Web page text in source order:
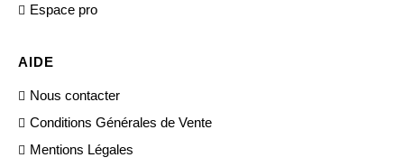
Espace pro
AIDE
Nous contacter
Conditions Générales de Vente
Mentions Légales